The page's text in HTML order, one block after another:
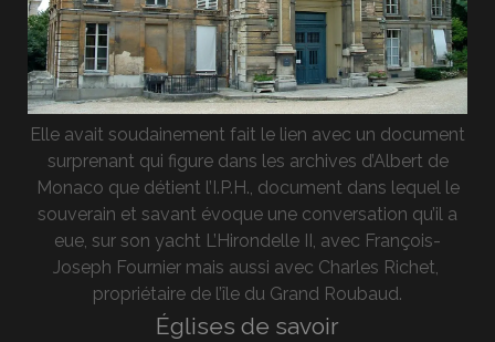
Elle avait soudainement fait le lien avec un document
surprenant qui figure dans les archives d’Albert de
Monaco que détient l’I.P.H., document dans lequel le
souverain et savant évoque une conversation qu’il a
eue, sur son yacht L’Hirondelle II, avec François-
Joseph Fournier mais aussi avec Charles Richet,
propriétaire de l’île du Grand Roubaud.
Églises de savoir